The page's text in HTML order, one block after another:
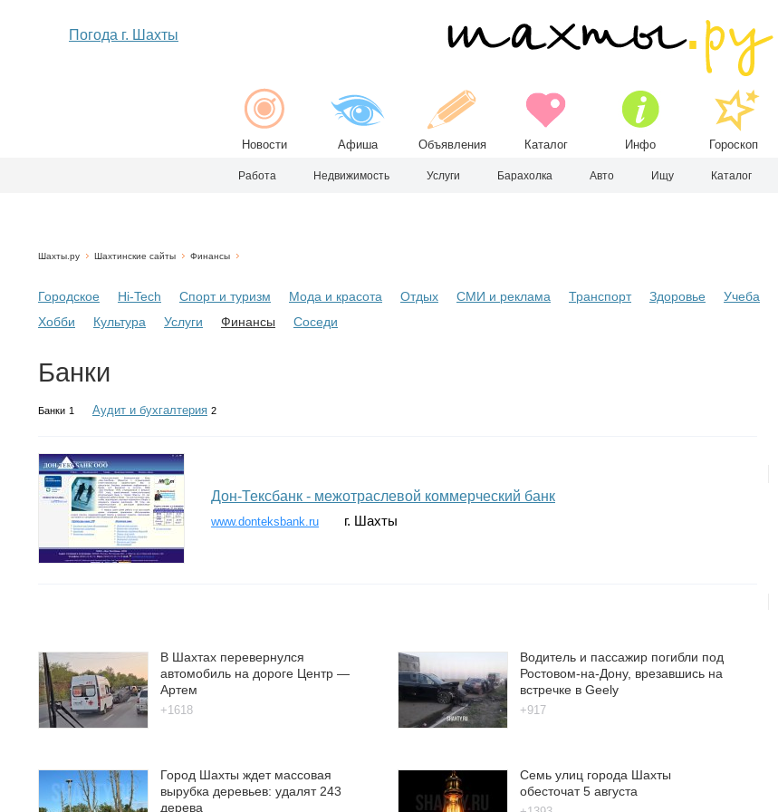
Погода г. Шахты
Новости Афиша Объявления Каталог Инфо Гороскоп
Работа Недвижимость Услуги Барахолка Авто Ищу Каталог
Шахты.ру Шахтинские сайты Финансы
Городское Hi-Tech Спорт и туризм Мода и красота Отдых СМИ и реклама Транспорт Здоровье Учеба
Хобби
Культура Услуги Финансы Соседи
Банки
Банки 1 Аудит и бухгалтерия 2
Дон-Тексбанк - межотраслевой коммерческий банк
www.donteksbank.ru г. Шахты
В Шахтах перевернулся
автомобиль на дороге Центр —
Артем
+1618
Водитель и пассажир погибли под
Ростовом-на-Дону, врезавшись на
встречке в Geely
+917
Город Шахты ждет массовая
вырубка деревьев: удалят 243
дерева
Семь улиц города Шахты
обесточат 5 августа